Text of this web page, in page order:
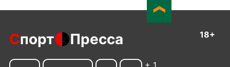
Спорт Пресса 18+
+ 1